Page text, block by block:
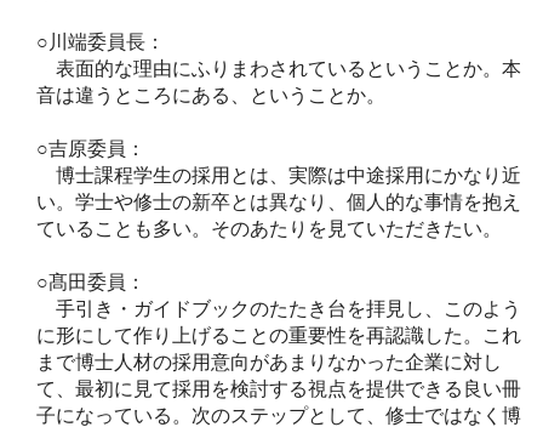
○川端委員長：
表面的な理由にふりまわされているということか。本
音は違うところにある、ということか。
○吉原委員：
博士課程学生の採用とは、実際は中途採用にかなり近
い。学士や修士の新卒とは異なり、個人的な事情を抱え
ていることも多い。そのあたりを見ていただきたい。
○髙田委員：
手引き・ガイドブックのたたき台を拝見し、このよう
に形にして作り上げることの重要性を再認識した。これ
まで博士人材の採用意向があまりなかった企業に対し
て、最初に見て採用を検討する視点を提供できる良い冊
子になっている。次のステップとして、修士ではなく博